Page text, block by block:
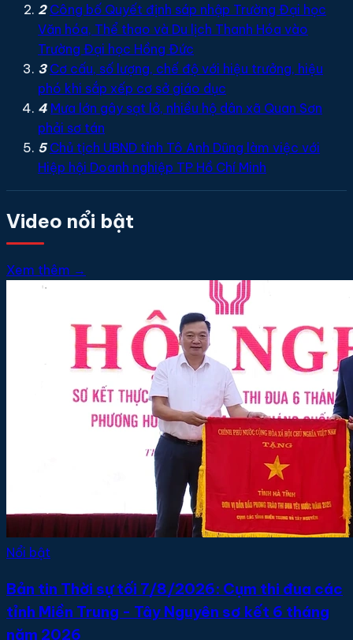
2 Công bố Quyết định sáp nhập Trường Đại học
Văn hóa, Thể thao và Du lịch Thanh Hóa vào
Trường Đại học Hồng Đức
3 Cơ cấu, số lượng, chế độ với hiệu trưởng, hiệu
phó khi sắp xếp cơ sở giáo dục
4 Mưa lớn gây sạt lở, nhiều hộ dân xã Quan Sơn
phải sơ tán
5 Chủ tịch UBND tỉnh Tô Anh Dũng làm việc với
Hiệp hội Doanh nghiệp TP Hồ Chí Minh
Video nổi bật
Xem thêm →
Nổi bật
Bản tin Thời sự tối 7/8/2026: Cụm thi đua các
tỉnh Miền Trung - Tây Nguyên sơ kết 6 tháng
năm 2026